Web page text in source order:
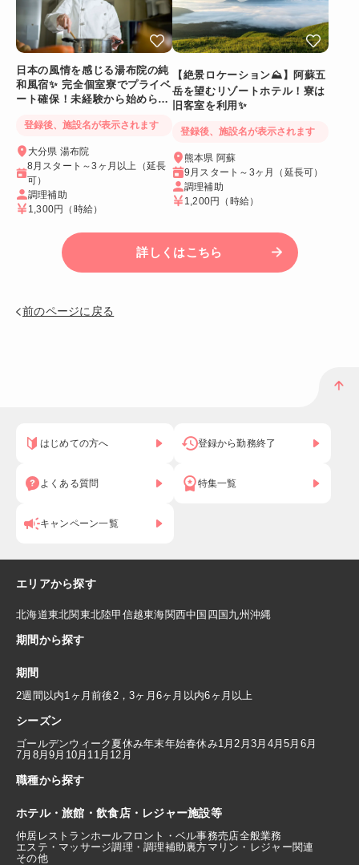
日本の風情を感じる湯布院の純
和風宿✨ 完全個室寮でプライベ
ート確保！未経験から始められ
登録後、施設名が表示されます
大分県 湯布院
8月スタート～3ヶ月以上（延長
可）
調理補助
1,300円 （時給）
【絶景ロケーション⛰️】阿蘇五
岳を望むリゾートホテル！寮は
旧客室を利用✨
登録後、施設名が表示されます
熊本県 阿蘇
9月スタート～3ヶ月（延長可）
調理補助
1,200円 （時給）
詳しくはこちら
前のページに戻る
はじめての方へ 登録から勤務終了
よくある質問 特集一覧
キャンペーン一覧
エリアから探す
北海道東北関東北陸甲信越東海関西中国 四国九州沖縄
期間から探す
期間
2週間以内1ヶ月前後 2，3ヶ月 6ヶ月以内6ヶ月以上
シーズン
ゴールデンウィーク 夏休み年末年始春休み1月 2月3月 4月5月 6月
7月 8月9月 10月 11月 12月
職種から探す
ホテル・旅館・飲食店・レジャー施設等
仲居 レストランホールフロント・ベル事務売店全般業務
エステ・マッサージ調理・調理補助裏方マリン・レジャー関連
その他